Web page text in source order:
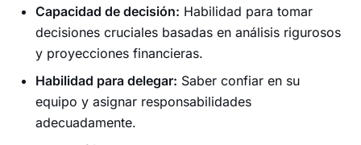
Capacidad de decisión: Habilidad para tomar
decisiones cruciales basadas en análisis rigurosos
y proyecciones financieras.
Habilidad para delegar: Saber confiar en su
equipo y asignar responsabilidades
adecuadamente.